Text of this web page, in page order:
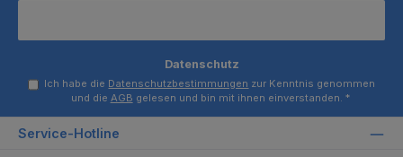
Datenschutz
Ich habe die Datenschutzbestimmungen zur Kenntnis genommen
und die AGB gelesen und bin mit ihnen einverstanden. *
Service-Hotline